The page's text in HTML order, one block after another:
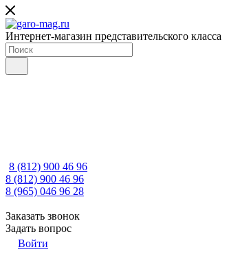
Интернет-магазин представительского класса
8 (812) 900 46 96
8 (812) 900 46 96
8 (965) 046 96 28
Заказать звонок
Задать вопрос
Войти